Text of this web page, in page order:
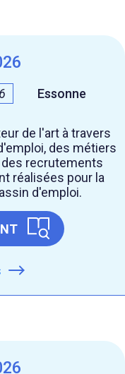
Essonne
de l'art à travers
des métiers
recrutements
réalisées pour la
d'emploi.